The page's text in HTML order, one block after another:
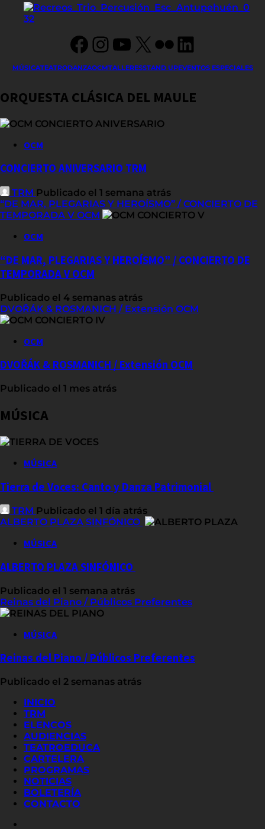
Facebook
Instagram
YouTube
X FlickrLinkedIn
MÚSICATEATRODANZAOCMTALLERESSTAND UPEVENTOS ESPECIALES
ORQUESTA CLÁSICA DEL MAULE
OCM
CONCIERTO ANIVERSARIO TRM
TRM Publicado el 1 semana atrás
“DE MAR, PLEGARIAS Y HEROÍSMO” / CONCIERTO DE
TEMPORADA V OCM
OCM
“DE MAR, PLEGARIAS Y HEROÍSMO” / CONCIERTO DE
TEMPORADA V OCM
Publicado el 4 semanas atrás
DVOŘÁK & ROSMANICH / Extensión OCM
OCM
DVOŘÁK & ROSMANICH / Extensión OCM
Publicado el 1 mes atrás
MÚSICA
MÚSICA
Tierra de Voces: Canto y Danza Patrimonial
TRM Publicado el 1 día atrás
ALBERTO PLAZA SINFÓNICO
MÚSICA
ALBERTO PLAZA SINFÓNICO
Publicado el 1 semana atrás
Reinas del Piano / Públicos Preferentes
MÚSICA
Reinas del Piano / Públicos Preferentes
Publicado el 2 semanas atrás
INICIO
TRM
ELENCOS
AUDIENCIAS
TEATROEDUCA
CARTELERA
PROGRAMAS
NOTICIAS
BOLETERÍA
CONTACTO